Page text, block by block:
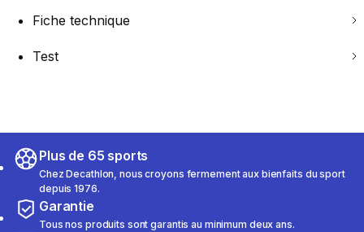
Fiche technique
Test
Plus de 65 sports
Chez Decathlon, nous croyons fermement aux bienfaits du sport
depuis 1976.
Garantie
Tous nos produits sont garantis au minimum deux ans.